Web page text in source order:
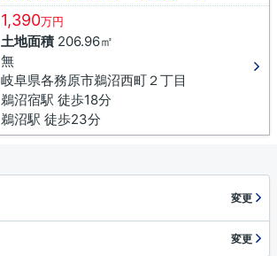
1,390万円
土地面積206.96㎡
無
岐阜県各務原市鵜沼西町２丁目
鵜沼宿駅 徒歩18分
鵜沼駅 徒歩23分
変更
変更